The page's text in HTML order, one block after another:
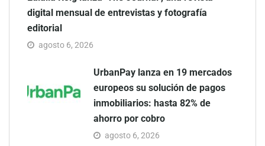
digital mensual de entrevistas y fotografía
editorial
agosto 6, 2026
UrbanPay lanza en 19 mercados
europeos su solución de pagos
inmobiliarios: hasta 82% de
ahorro por cobro
agosto 6, 2026